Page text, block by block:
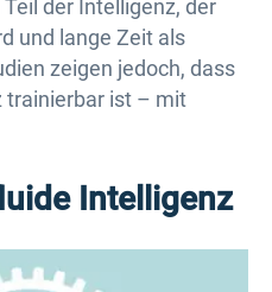
der Intelligenz, der
und lange Zeit als
zeigen jedoch, dass
trainierbar ist – mit
Intelligenz